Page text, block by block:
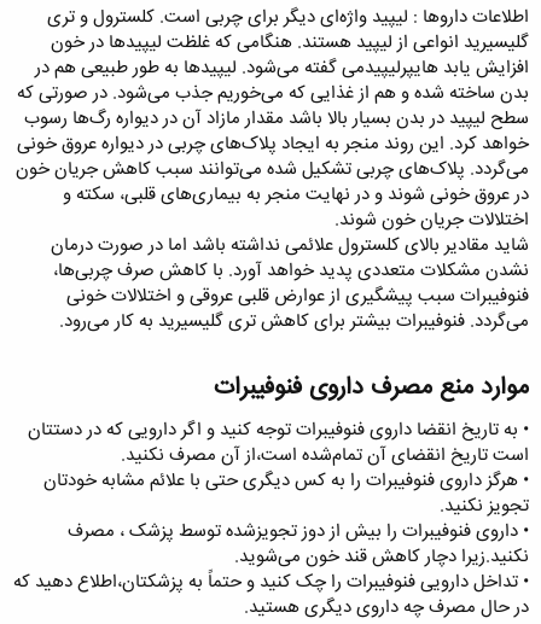
اطلاعات داروها : لیپید واژه‌ای دیگر برای چربی است. کلسترول و تری
گلیسیرید انواعی از لیپید هستند. هنگامی که غلظت لیپیدها در خون
افزایش یابد هایپرلیپیدمی گفته می‌شود. لیپیدها به طور طبیعی هم در
بدن ساخته شده و هم از غذایی که می‌خوریم جذب می‌شود. در صورتی که
سطح لیپید در بدن بسیار بالا باشد مقدار مازاد آن در دیواره رگ‌ها رسوب
خواهد کرد. این روند منجر به ایجاد پلاک‌های چربی در دیواره عروق خونی
می‌گردد. پلاک‌های چربی تشکیل شده می‌توانند سبب کاهش جریان خون
در عروق خونی شوند و در نهایت منجر به بیماری‌های قلبی، سکته و
اختلالات جریان خون شوند.
شاید مقادیر بالای کلسترول علائمی نداشته باشد اما در صورت درمان
نشدن مشکلات متعددی پدید خواهد آورد. با کاهش صرف چربی‌ها،
فنوفیبرات سبب پیشگیری از عوارض قلبی عروقی و اختلالات خونی
می‌گردد. فنوفیبرات بیشتر برای کاهش تری گلیسیرید به کار می‌رود.
موارد منع مصرف داروی فنوفیبرات
• به تاریخ انقضا داروی فنوفیبرات توجه کنید و اگر دارویی که در دستتان
است تاریخ انقضای آن تمام‌شده است،از آن مصرف نکنید.
• هرگز داروی فنوفیبرات را به کس دیگری حتی با علائم مشابه خودتان
تجویز نکنید.
• داروی فنوفیبرات را بیش از دوز تجویزشده توسط پزشک ، مصرف
نکنید.زیرا دچار کاهش قند خون می‌شوید.
• تداخل دارویی فنوفیبرات را چک کنید و حتماً به پزشکتان،اطلاع دهید که
در حال مصرف چه داروی دیگری هستید.